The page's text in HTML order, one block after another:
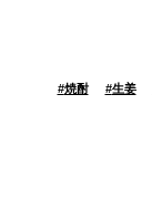
#焼酎 #生姜